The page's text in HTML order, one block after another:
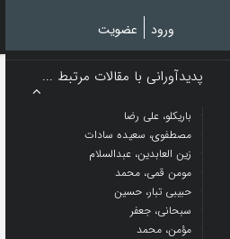
ورود عضویت
پدیدآورانی با مقالات مرتبط ...
باریکلو، علی رضا
مصطفوی، سعیده سادات
زین العابدین، عبدالسلام
مومن قمی، محمد
حبیبی تبار، حسین
سبحانی، جعفر
مؤمن، محمد